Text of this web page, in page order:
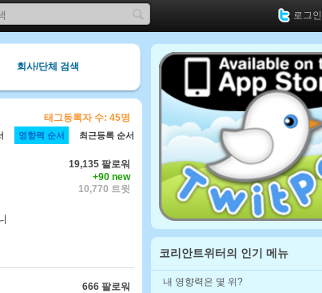
로그인
회사/단체 검색
태그등록자 수: 45명
영향력 순서 최근등록 순서
19,135 팔로워
+90 new
10,770 트윗
666 팔로워
코리안트위터의 인기 메뉴
내 영향력은 몇 위?